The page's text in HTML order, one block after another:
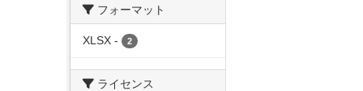
フォーマット
XLSX - 2
ライセンス